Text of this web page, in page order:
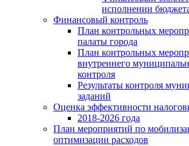
исполнении
Финансовый контроль
План контрольных
палаты города
План контрольных
внутреннего
контроля
Результаты контроля
заданий
Оценка эффективности
2018-2026 года
План мероприятий по
оптимизации расходов